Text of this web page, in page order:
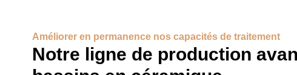
Améliorer en permanence nos capacités de traitement
Notre ligne de production